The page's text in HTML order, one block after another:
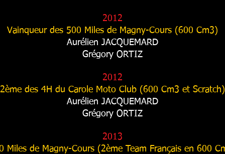
2012
Vainqueur des 500 Miles de Magny-Cours (600 Cm3)
Aurélien JACQUEMARD
Grégory ORTIZ
2012
2ème des 4H du Carole Moto Club (600 Cm3 et Scratch)
Aurélien JACQUEMARD
Grégory ORTIZ
2013
Miles de Magny-Cours (2ème Team Français en 600